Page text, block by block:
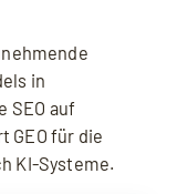
in
SEO auf
GEO für die
KI-Systeme.